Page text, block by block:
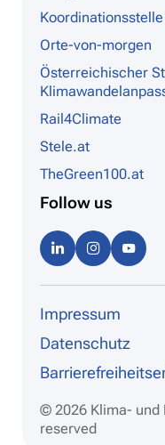
Orte-von-morgen
Österreichischer
Rail4Climate
Stele.at
TheGreen100.at
Follow us
Linke
dIn
Instag
ram
Impressum
Datenschutz
© 2026 Klima-
reserved